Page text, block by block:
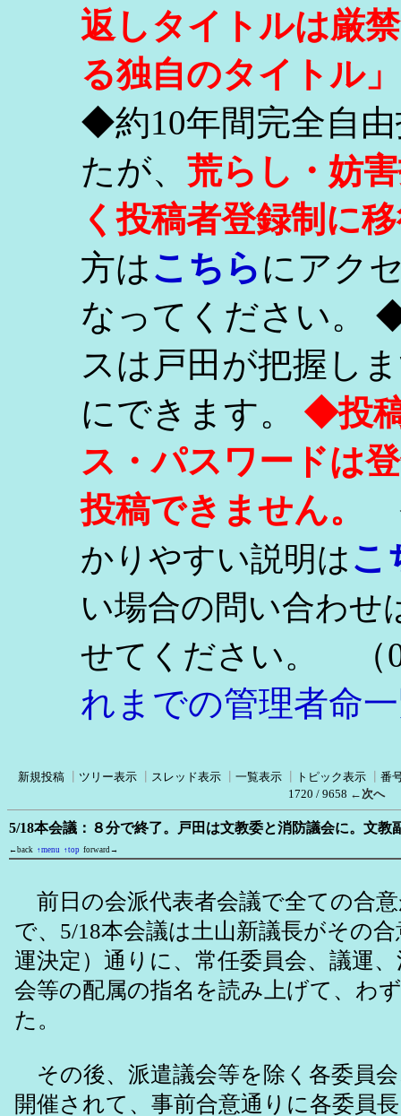
返しタイトルは厳
る独自のタイトル
◆約10年間完全自
たが、 荒らし・妨
く投稿者登録制に
方はこちらにアク
なってください。
スは戸田が把握し
にできます。 ◆投
ス・パスワードは
投稿できません。
かりやすい説明はこ
い場合の問い合わせ
せてください。
（
れまでの管理者命
新規投稿 ツリー表示 スレッド表示 一覧表示 トピック表示
番
1720 / 9658 ←次へ
5/18本会議：８分で終了。戸田は文教委と消防議会に。文教
←back ↑menu ↑top forward→
前日の会派代表者会議で全ての合
で、5/18本会議は土山新議長がその
運決定）通りに、常任委員会、議運
会等の配属の指名を読み上げて、わ
た。
その後、派遣議会等を除く各委員
開催されて、事前合意通りに各委員